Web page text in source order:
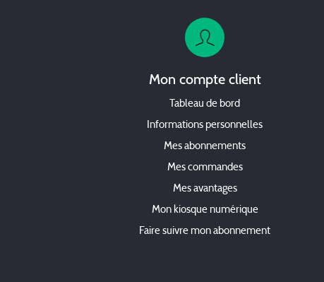
Mon compte client
Tableau de bord
Informations personnelles
Mes abonnements
Mes commandes
Mes avantages
Mon kiosque numérique
Faire suivre mon abonnement